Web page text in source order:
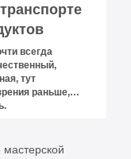
всегда
тут
раньше,